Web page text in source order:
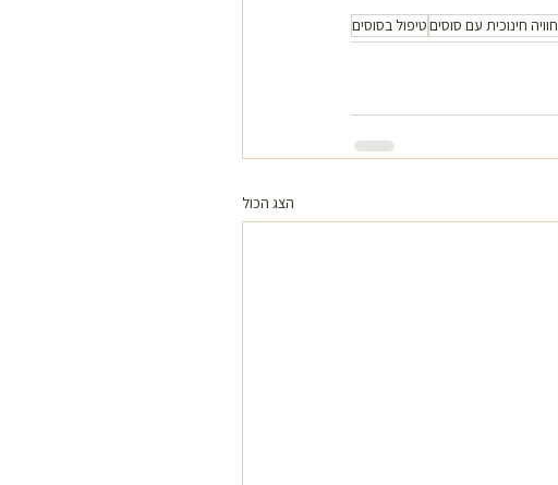
חוויה חינוכית עם סוסיםטיפול בסוסים
הצג הכול